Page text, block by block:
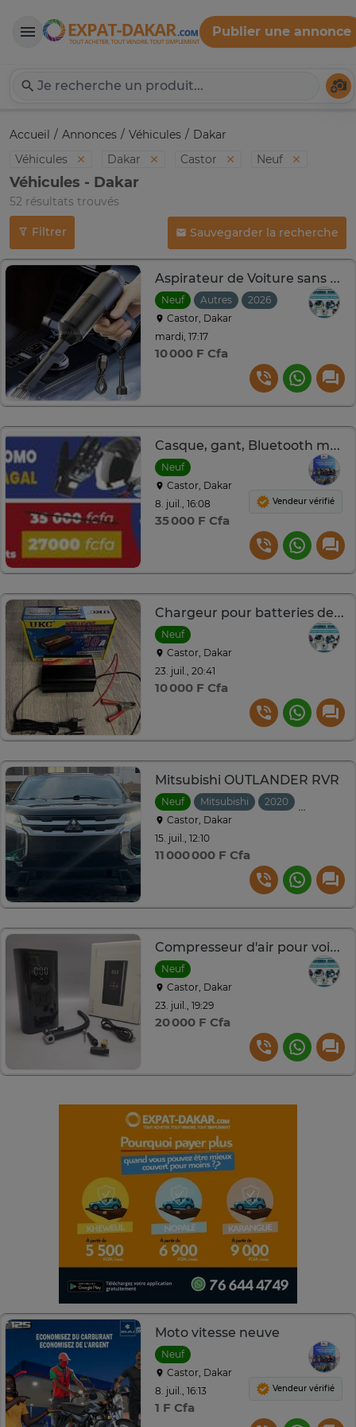
Expat-Dakar
Publier une annonce
Accueil Annonces Véhicules
Dakar
Véhicules
Dakar Castor Neuf
Véhicules - Dakar
52 résultats trouvés
Filtrer Sauvegarder la recherche
Aspirateur de Voiture sans Fil, Multifonctionnel 2 en 1
Neuf Autres
2026
Castor, Dakar
mardi, 17:17
10 000 F Cfa
Casque, gant, Bluetooth moto
Neuf
Castor, Dakar
8. juil., 16:08
35 000 F Cfa
Vendeur vérifié
Chargeur pour batteries de voiture - UKC 10A MA-1210A
Neuf
Castor, Dakar
23. juil., 20:41
10 000 F Cfa
Mitsubishi OUTLANDER RVR
Neuf Mitsubishi 2020
Castor, Dakar
15. juil., 12:10
11 000 000 F Cfa
Compresseur d'air pour voiture, gonfleur pneu
Neuf
Castor, Dakar
23. juil., 19:29
20 000 F Cfa
Moto vitesse neuve
Neuf
Castor, Dakar
8. juil., 16:13
1 F Cfa
Vendeur vérifié